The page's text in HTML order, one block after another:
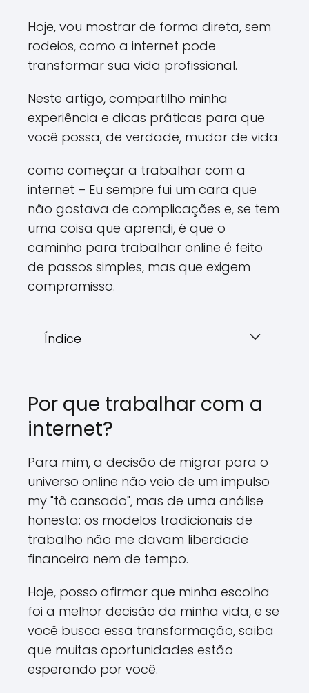
Hoje, vou mostrar de forma direta, sem
rodeios, como a internet pode
transformar sua vida profissional.
Neste artigo, compartilho minha
experiência e dicas práticas para que
você possa, de verdade, mudar de vida.
como começar a trabalhar com a
internet – Eu sempre fui um cara que
não gostava de complicações e, se tem
uma coisa que aprendi, é que o
caminho para trabalhar online é feito
de passos simples, mas que exigem
compromisso.
Índice
Por que trabalhar com a
internet?
Para mim, a decisão de migrar para o
universo online não veio de um impulso
my "tô cansado", mas de uma análise
honesta: os modelos tradicionais de
trabalho não me davam liberdade
financeira nem de tempo.
Hoje, posso afirmar que minha escolha
foi a melhor decisão da minha vida, e se
você busca essa transformação, saiba
que muitas oportunidades estão
esperando por você.